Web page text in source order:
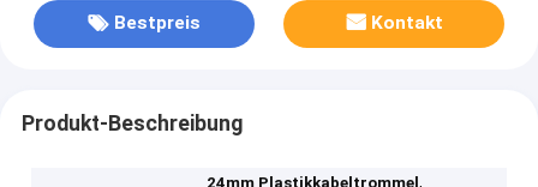
Bestpreis Kontakt
Produkt-Beschreibung
24mm Plastikkabeltrommel,